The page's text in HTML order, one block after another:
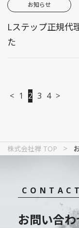
お知らせ
Lステップ正規代
た
投
の
ペー
送
< 1 2 3 4 >
株式会社禅 TOP >
CONTACT
お問い合